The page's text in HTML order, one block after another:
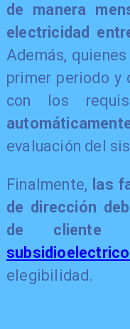
de manera
electricidad
Además,
primer periodo y
con los
evaluación del
Finalmente, las
de dirección
de cliente
elegibilidad.